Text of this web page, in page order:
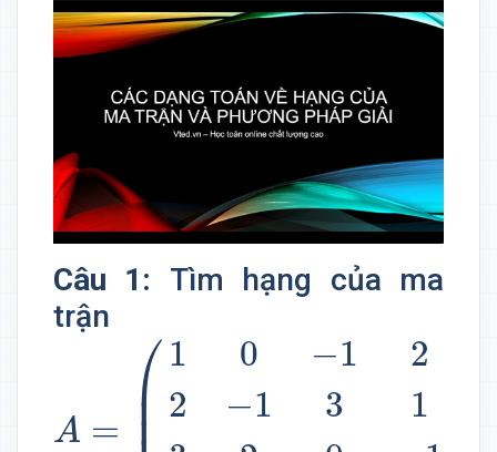
Câu 1: Tìm hạng của ma
trận
A =
⎛
⎜
1 0 −1 2
2
−1 3 1
A=( −1 1 1 20